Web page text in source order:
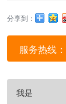
分享到：
服务热线：